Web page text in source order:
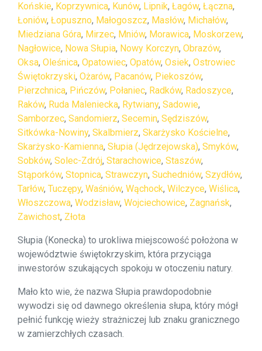
Końskie, Koprzywnica, Kunów, Lipnik, Łagów, Łączna,
Łoniów, Łopuszno, Małogoszcz, Masłów, Michałów,
Miedziana Góra, Mirzec, Mniów, Morawica, Moskorzew,
Nagłowice, Nowa Słupia, Nowy Korczyn, Obrazów,
Oksa, Oleśnica, Opatowiec, Opatów, Osiek, Ostrowiec
Świętokrzyski, Ożarów, Pacanów, Piekoszów,
Pierzchnica, Pińczów, Połaniec, Radków, Radoszyce,
Raków, Ruda Maleniecka, Rytwiany, Sadowie,
Samborzec, Sandomierz, Secemin, Sędziszów,
Sitkówka-Nowiny, Skalbmierz, Skarżysko Kościelne,
Skarżysko-Kamienna, Słupia (Jędrzejowska), Smyków,
Sobków, Solec-Zdrój, Starachowice, Staszów,
Stąporków, Stopnica, Strawczyn, Suchedniów, Szydłów,
Tarłów, Tuczępy, Waśniów, Wąchock, Wilczyce, Wiślica,
Włoszczowa, Wodzisław, Wojciechowice, Zagnańsk,
Zawichost, Złota
Słupia (Konecka) to urokliwa miejscowość położona w
województwie świętokrzyskim, która przyciąga
inwestorów szukających spokoju w otoczeniu natury.
Mało kto wie, że nazwa Słupia prawdopodobnie
wywodzi się od dawnego określenia słupa, który mógł
pełnić funkcję wieży strażniczej lub znaku granicznego
w zamierzchłych czasach.